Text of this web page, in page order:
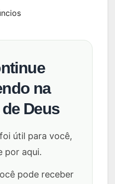
na
Deus
útil para você,
por aqui.
pode receber